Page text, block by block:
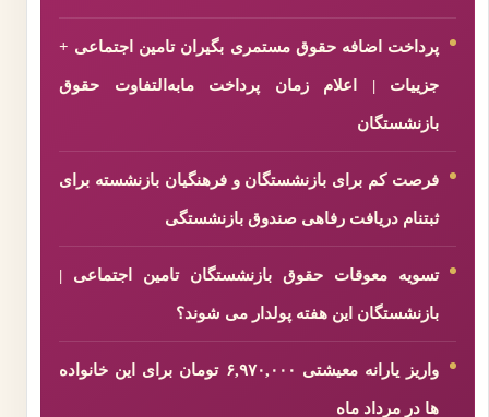
پرداخت اضافه حقوق مستمری بگیران تامین اجتماعی +
جزییات | اعلام زمان پرداخت مابه‌التفاوت حقوق
بازنشستگان
فرصت کم برای بازنشستگان و فرهنگیان بازنشسته برای
ثبتنام دریافت رفاهی صندوق بازنشستگی
تسویه معوقات حقوق بازنشستگان تامین اجتماعی |
بازنشستگان این هفته پولدار می شوند؟
واریز یارانه معیشتی ۶,۹۷۰,۰۰۰ تومان برای این خانواده
ها در مرداد ماه